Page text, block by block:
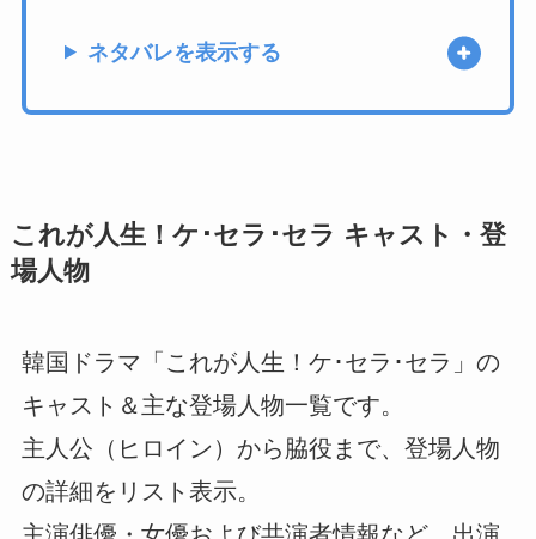
ネタバレを表示する
これが人生！ケ･セラ･セラ キャスト・登
場人物
韓国ドラマ「これが人生！ケ･セラ･セラ」の
キャスト＆主な登場人物一覧です。
主人公（ヒロイン）から脇役まで、登場人物
の詳細をリスト表示。
主演俳優・女優および共演者情報など、出演